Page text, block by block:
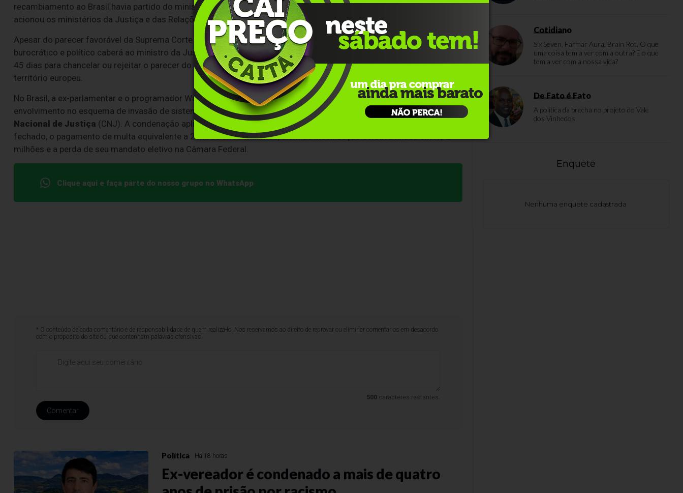
recambiamento ao Brasil havia partido do ministro Alexandre de Moraes, do
acionou os ministérios da Justiça e das Relações Exteriores para executar os trâmites diplomáticos.
Apesar do parecer favorável da Suprema Corte local à liberação da brasileira, a determinação final de caráter
burocrático e político caberá ao ministro da Justiça da Itália, Carlo Nordio. O chefe da pasta possui o prazo legal de
45 dias para chancelar ou rejeitar o parecer do colegiado romano sobre a permanência definitiva de Zambelli em
território europeu.
No Brasil, a ex-parlamentar e o programador Walter Delgatti Neto foram condenados pelas instâncias superiores por
envolvimento no esquema de invasão de sistemas de informática e fraude de documentos eletrônicos doConselho
Nacional de Justiça (CNJ). A condenação aplicada a Zambelli previu pena de 10 anos de reclusão em regime inicial
fechado, o pagamento de multa equivalente a 2 mil salários-mínimos, além de indenização coletiva fixada em R$ 2
milhões e a perda de seu mandato eletivo na Câmara Federal.
Clique aqui e faça parte do nosso grupo no WhatsApp
* O conteúdo de cada comentário é de responsabilidade de quem realizá-lo. Nos reservamos ao direito de reprovar ou eliminar comentários em desacordo
com o propósito do site ou que contenham palavras ofensivas.
500caracteres restantes.
Comentar
Política Há 18 horas
Ex-vereador é condenado a mais de quatro
Cotidiano
Six Seven, Farmar Aura, Brain Rot. O que
uma coisa tem a ver com a outra? E o que
tem a ver com a nossa vida?
De Fato é Fato
A política da brecha no projeto do Vale
dos Vinhedos
Enquete
Nenhuma enquete cadastrada